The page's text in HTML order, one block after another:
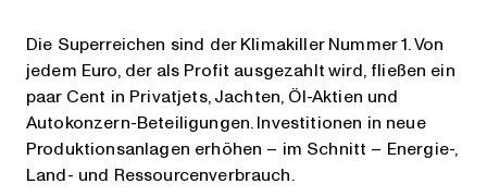
Die Superreichen sind der Klimakiller Nummer 1. Von
jedem Euro, der als Profit ausgezahlt wird, fließen ein
paar Cent in Privatjets, Jachten, Öl-Aktien und
Autokonzern-Beteiligungen. Investitionen in neue
Produktionsanlagen erhöhen – im Schnitt – Energie-,
Land- und Ressourcenverbrauch.